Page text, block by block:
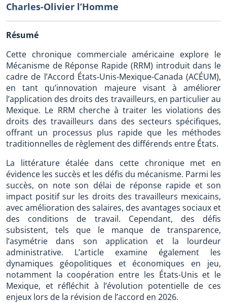
Charles-Olivier l’Homme
Résumé
Cette chronique commerciale américaine explore le
Mécanisme de Réponse Rapide (RRM) introduit dans le
cadre de l’Accord États-Unis-Mexique-Canada (ACÉUM),
en tant qu’innovation majeure visant à améliorer
l’application des droits des travailleurs, en particulier au
Mexique. Le RRM cherche à traiter les violations des
droits des travailleurs dans des secteurs spécifiques,
offrant un processus plus rapide que les méthodes
traditionnelles de règlement des différends entre États.
La littérature étalée dans cette chronique met en
évidence les succès et les défis du mécanisme. Parmi les
succès, on note son délai de réponse rapide et son
impact positif sur les droits des travailleurs mexicains,
avec amélioration des salaires, des avantages sociaux et
des conditions de travail. Cependant, des défis
subsistent, tels que le manque de transparence,
l’asymétrie dans son application et la lourdeur
administrative. L’article examine également les
dynamiques géopolitiques et économiques en jeu,
notamment la coopération entre les États-Unis et le
Mexique, et réfléchit à l’évolution potentielle de ces
enjeux lors de la révision de l’accord en 2026.